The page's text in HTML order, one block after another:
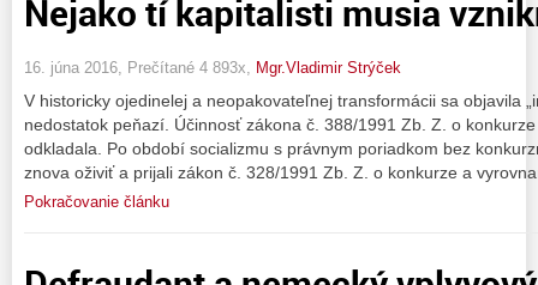
Nejako tí kapitalisti musia
16. júna 2016, Prečítané 4 893x, Mgr.Vladimir Strýček
V historicky ojedinelej a neopakovateľnej transformácii sa objavila
nedostatok peňazí. Účinnosť zákona č. 388/1991 Zb. Z. o
odkladala. Po období socializmu s právnym poriadkom bez
znova oživiť a prijali zákon č. 328/1991 Zb. Z. o konkurze a
Pokračovanie článku